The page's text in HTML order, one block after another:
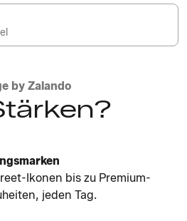
by Zalando
Ikonen bis zu Premium-
jeden Tag.